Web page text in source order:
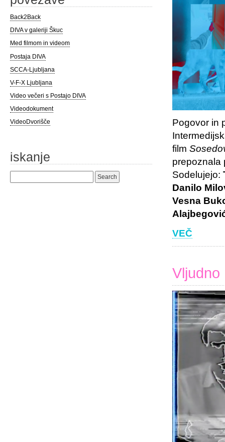
Pogovor in
film
prepoznala
Sodelujejo:
Danilo
Vesna
VEČ
Vljudno
Back2Back
DIVA v galeriji Škuc
Med filmom in videom
Postaja DIVA
SCCA-Ljubljana
V-F-X Ljubljana
Video večeri s Postajo DIVA
Videodokument
VideoDvorišče
iskanje
for: